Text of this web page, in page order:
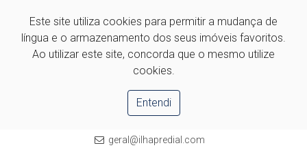
Este site utiliza cookies para permitir a mudança de
língua e o armazenamento dos seus imóveis favoritos.
Ao utilizar este site, concorda que o mesmo utilize
cookies.
Entendi
geral@ilhapredial.com